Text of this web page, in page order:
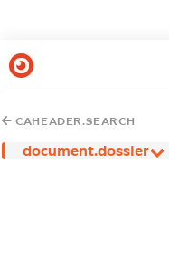
CAHEADER.SEARCH
document.dossier